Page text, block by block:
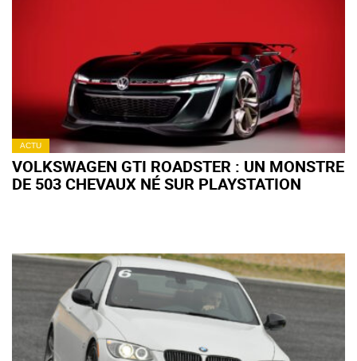
ACTU
VOLKSWAGEN GTI ROADSTER : UN MONSTRE
DE 503 CHEVAUX NÉ SUR PLAYSTATION